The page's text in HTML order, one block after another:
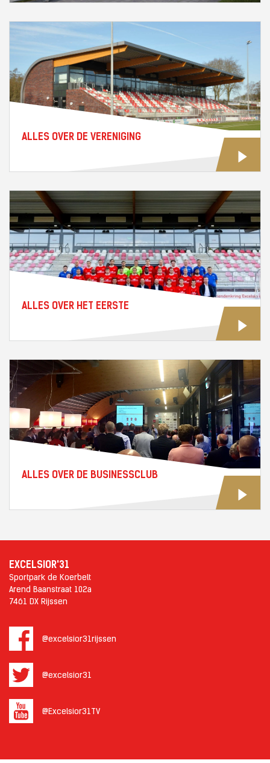
ALLES OVER DE VERENIGING
ALLES OVER HET EERSTE
ALLES OVER DE BUSINESSCLUB
EXCELSIOR'31
Sportpark de Koerbelt
Arend Baanstraat 102a
7461 DX Rijssen
@excelsior31rijssen
@excelsior31
@Excelsior31TV